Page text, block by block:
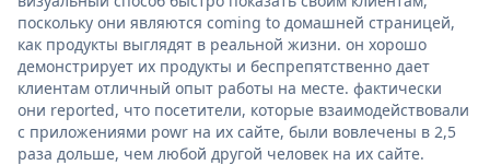
поскольку они являются coming to домашней страницей,
как продукты выглядят в реальной жизни. он хорошо
демонстрирует их продукты и беспрепятственно дает
клиентам отличный опыт работы на месте. фактически
они reported, что посетители, которые взаимодействовали
с приложениями powr на их сайте, были вовлечены в 2,5
раза дольше, чем любой другой человек на их сайте.